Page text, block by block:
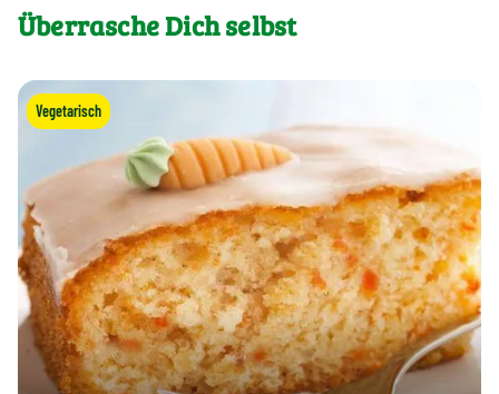
Überrasche Dich selbst
Vegetarisch